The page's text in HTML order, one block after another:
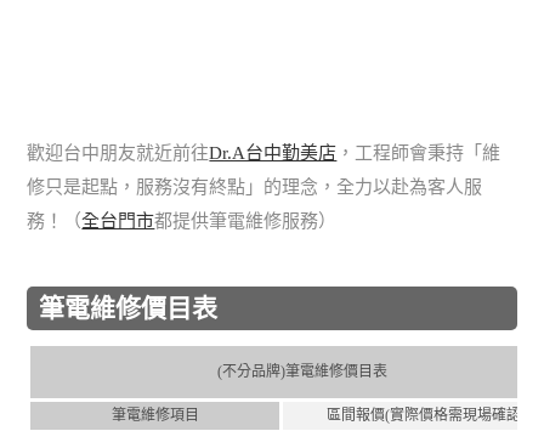
歡迎台中朋友就近前往Dr.A台中勤美店 ，工程師會秉持「維
修只是起點，服務沒有終點」的理念，全力以赴為客人服
務！（全台門市都提供筆電維修服務）
筆電維修價目表
(不分品牌)筆電維修價目表
筆電維修項目
區間報價(實際價格需現場確認)